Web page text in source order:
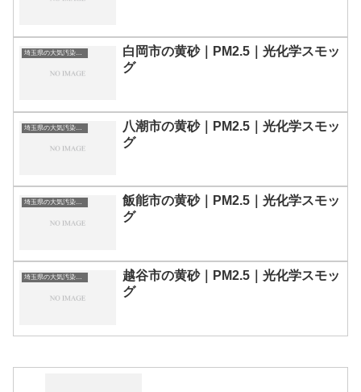
埼玉県の大気汚染・PM2.5・黄砂・エアロゾルの数値
白岡市の黄砂｜PM2.5｜光化学スモッ
グ
埼玉県の大気汚染・PM2.5・黄砂・エアロゾルの数値
八潮市の黄砂｜PM2.5｜光化学スモッ
グ
埼玉県の大気汚染・PM2.5・黄砂・エアロゾルの数値
飯能市の黄砂｜PM2.5｜光化学スモッ
グ
埼玉県の大気汚染・PM2.5・黄砂・エアロゾルの数値
越谷市の黄砂｜PM2.5｜光化学スモッ
グ